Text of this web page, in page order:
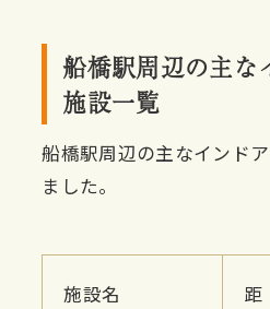
船橋駅周辺の主な
施設一覧
船橋駅周辺の主なインド
ました。
施設名
距